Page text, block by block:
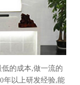
的成本,做一流的
年以上研发经验,能